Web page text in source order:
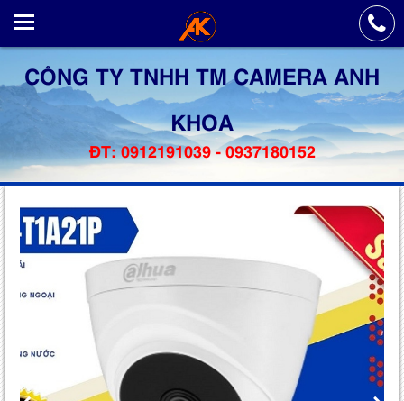
CÔNG TY TNHH TM CAMERA ANH
KHOA
ĐT: 0912191039 - 0937180152